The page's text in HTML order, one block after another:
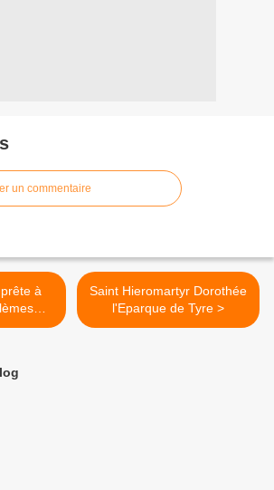
un commentaire
Saint Hieromartyr Dorothée
l'Eparque de Tyre >